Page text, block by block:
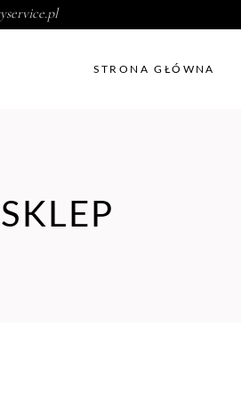
STRONA GŁÓWNA
SKLEP